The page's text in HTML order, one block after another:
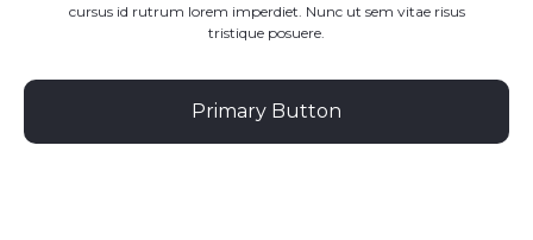
cursus id rutrum lorem imperdiet. Nunc ut sem vitae risus
tristique posuere.
Primary Button